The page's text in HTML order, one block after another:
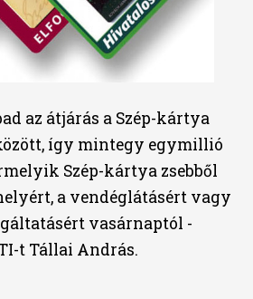
az átjárás a Szép-kártya
így mintegy egymillió
Szép-kártya zsebből
a vendéglátásért vagy
vasárnaptól -
t Tállai András.